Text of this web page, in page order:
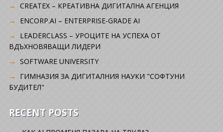
CREATEX – КРЕАТИВНА ДИГИТАЛНА АГЕНЦИЯ
ENCORP.AI – ENTERPRISE-GRADE AI
LEADERCLASS – УРОЦИТЕ НА УСПЕХА ОТ
ВДЪХНОВЯВАЩИ ЛИДЕРИ
SOFTWARE UNIVERSITY
ГИМНАЗИЯ ЗА ДИГИТАЛНИЯ НАУКИ "СОФТУНИ
БУДИТЕЛ"
RECENT POSTS